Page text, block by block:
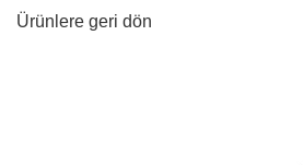
Ürünlere geri dön